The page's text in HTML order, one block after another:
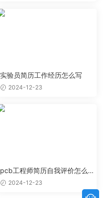
实验员简历工作经历怎么写
2024-12-23
pcb工程师简历自我评价怎么
写 2024-12-23